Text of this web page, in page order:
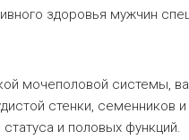
здоровья мужчин
мочеполовой системы,
стенки, семенников и
и половых функций.